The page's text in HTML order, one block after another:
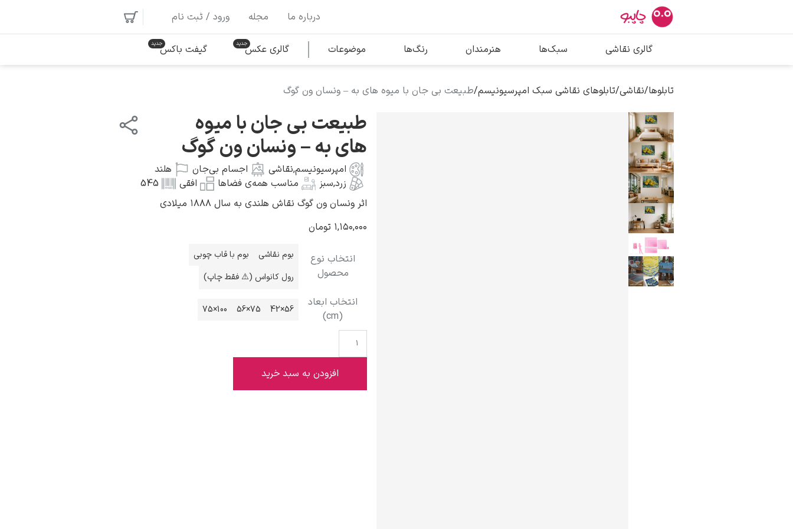
بیشترین جستجوها
پیکاسو
سالوادور دالی
محبوب‌ترین هنرمندان
درباره ما مجله ورود / ثبت نام
گالری نقاشی سبک‌ها هنرمندان رنگ‌ها موضوعات گالری عکس گیفت باکس
تابلوها/نقاشی/تابلوهای نقاشی سبک امپرسیونیسم/طبیعت بی جان با میوه های به – ونسان ون گوگ
طبیعت بی جان با میوه
های به – ونسان ون گوگ
امپرسیونیسم,نقاشی اجسام بی‌جان
هلند
زرد,سبز مناسب همه‌ی فضاها افقی
545
اثر ونسان ون گوگ نقاش هلندی به سال ۱۸۸۸ میلادی
۱,۱۵۰,۰۰۰ تومان
انتخاب نوع
محصول
بوم نقاشی
بوم با قاب چوبی
رول کانواس (⚠️ فقط چاپ)
انتخاب ابعاد
(cm)
56×42
75×56
100×75
افزودن به سبد خرید